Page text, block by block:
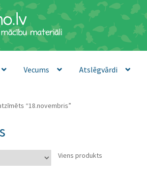
Vecums Atslēgvārdi
“18.novembris”
Viens produkts